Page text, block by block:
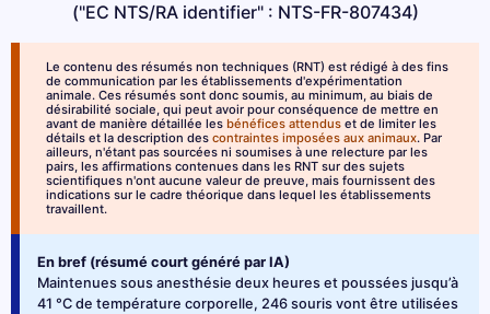
("EC NTS/RA identifier" : NTS-FR-807434)
Le contenu des résumés non techniques (RNT) est rédigé à des fins
de communication par les établissements d'expérimentation
animale. Ces résumés sont donc soumis, au minimum, au biais de
désirabilité sociale, qui peut avoir pour conséquence de mettre en
avant de manière détaillée les bénéfices attendus et de limiter les
détails et la description des contraintes imposées aux animaux. Par
ailleurs, n'étant pas sourcées ni soumises à une relecture par les
pairs, les affirmations contenues dans les RNT sur des sujets
scientifiques n'ont aucune valeur de preuve, mais fournissent des
indications sur le cadre théorique dans lequel les établissements
travaillent.
En bref (résumé court généré par IA)
Maintenues sous anesthésie deux heures et poussées jusqu’à
41 °C de température corporelle, 246 souris vont être utilisées